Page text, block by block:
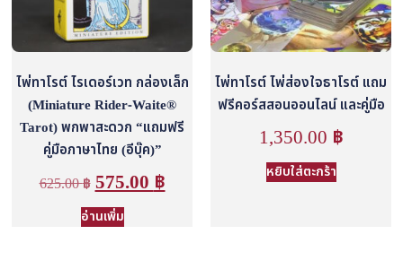
ไพ่ทาโรต์ ไรเดอร์เวท กล่องเล็ก
(Miniature Rider-Waite®
Tarot) พกพาสะดวก “แถมฟรี
คู่มือภาษาไทย (อีบุ๊ค)”
625.00฿ 575.00 ฿
อ่านเพิ่ม
ไพ่ทาโรต์ ไพ่ส่องใจธาโรต์ แถม
ฟรีคอร์สสอนออนไลน์ และคู่มือ
1,350.00 ฿
หยิบใส่ตะกร้า